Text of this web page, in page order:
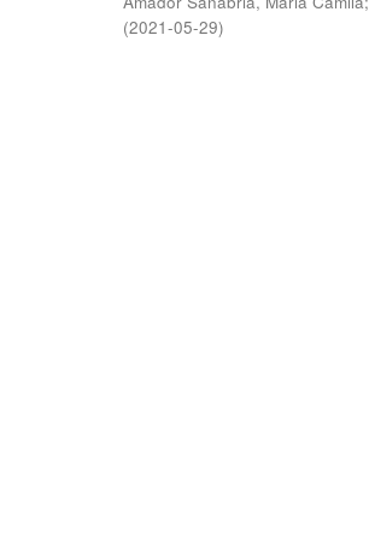
(2021-05-29)